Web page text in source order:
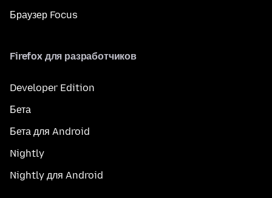
Браузер Focus
Firefox для разработчиков
Developer Edition
Бета
Бета для Android
Nightly
Nightly для Android